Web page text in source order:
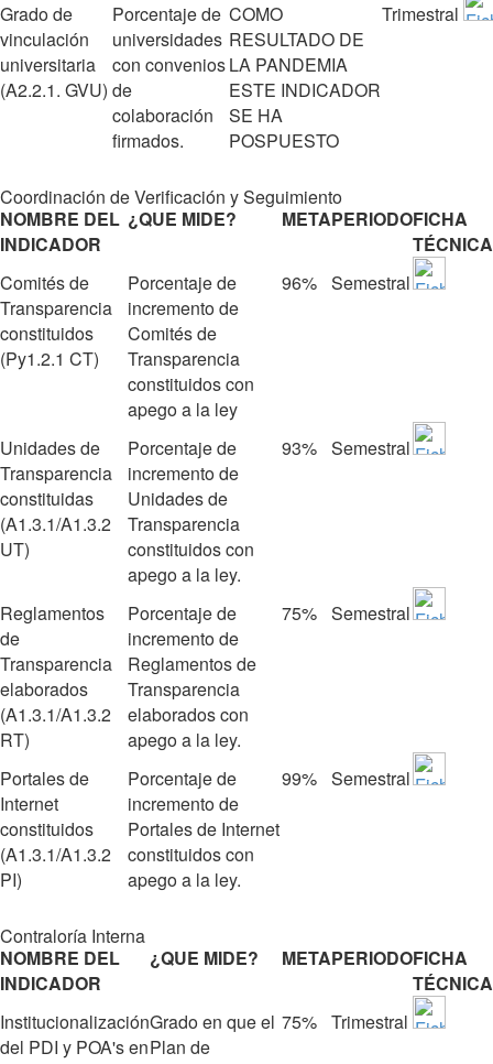
Grado de
vinculación
universitaria
(A2.2.1. GVU)
Porcentaje de
universidades
con convenios
de
colaboración
firmados.
COMO
RESULTADO DE
LA PANDEMIA
ESTE INDICADOR
SE HA
POSPUESTO
Trimestral
Coordinación de Verificación y Seguimiento
NOMBRE DEL
INDICADOR
¿QUE MIDE? METAPERIODOFICHA
TÉCNICA
Comités de
Transparencia
constituidos
(Py1.2.1 CT)
Porcentaje de
incremento de
Comités de
Transparencia
constituidos con
apego a la ley
96% Semestral
Unidades de
Transparencia
constituidas
(A1.3.1/A1.3.2
UT)
Porcentaje de
incremento de
Unidades de
Transparencia
constituidos con
apego a la ley.
93% Semestral
Reglamentos
de
Transparencia
elaborados
(A1.3.1/A1.3.2
RT)
Porcentaje de
incremento de
Reglamentos de
Transparencia
elaborados con
apego a la ley.
75% Semestral
Portales de
Internet
constituidos
(A1.3.1/A1.3.2
PI)
Porcentaje de
incremento de
Portales de Internet
constituidos con
apego a la ley.
99% Semestral
Contraloría Interna
NOMBRE DEL
INDICADOR
¿QUE MIDE? METAPERIODOFICHA
TÉCNICA
Institucionalización
del PDI y POA's en
Grado en que el
Plan de
75% Trimestral